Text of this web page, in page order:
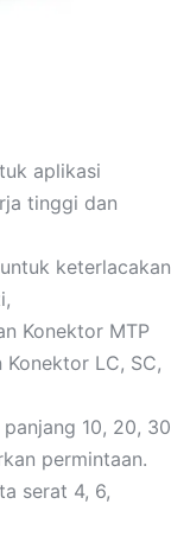
aplikasi
tinggi dan
keterlacakan
Konektor MTP
LC, SC,
10, 20, 30
permintaan.
serat 4, 6,